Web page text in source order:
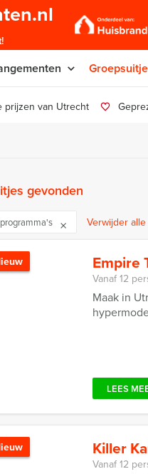
prijzen van Utrecht
gevonden
Verwijder
Empire
Vanaf 12
Maak in
LEES
Killer
Vanaf 12